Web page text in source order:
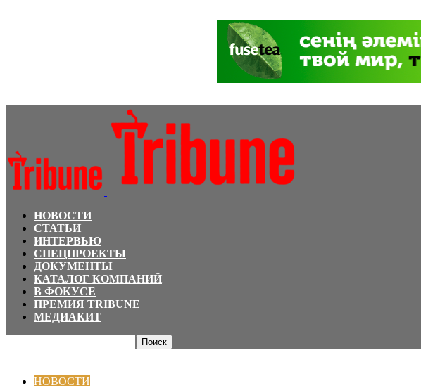
НОВОСТИ
СТАТЬИ
ИНТЕРВЬЮ
СПЕЦПРОЕКТЫ
ДОКУМЕНТЫ
КАТАЛОГ КОМПАНИЙ
В ФОКУСЕ
ПРЕМИЯ TRIBUNE
МЕДИАКИТ
НОВОСТИ